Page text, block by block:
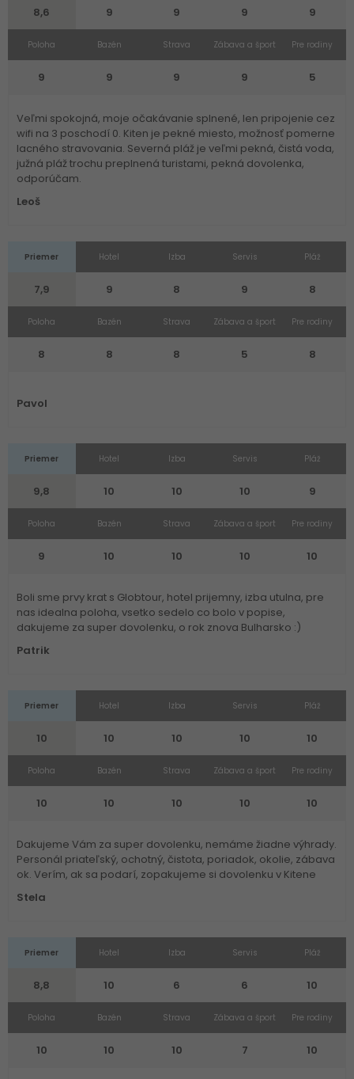
8,6 9 9 9 9
Poloha
9
Bazén
9
Strava
9
Zábava a šport
9
Pre rodiny
5
Veľmi spokojná, moje očakávanie splnené, len pripojenie cez
wifi na 3 poschodí 0. Kiten je pekné miesto, možnosť pomerne
lacného stravovania. Severná pláž je veľmi pekná, čistá voda,
južná pláž trochu preplnená turistami, pekná dovolenka,
odporúčam.
Leoš
Priemer
7,9
Hotel
9
Izba
8
Servis
9
Pláž
8
Poloha
8
Bazén
8
Strava
8
Zábava a šport
5
Pre rodiny
8
Pavol
Priemer
9,8
Hotel
10
Izba
10
Servis
10
Pláž
9
Poloha
9
Bazén
10
Strava
10
Zábava a šport
10
Pre rodiny
10
Boli sme prvy krat s Globtour, hotel prijemny, izba utulna, pre
nas idealna poloha, vsetko sedelo co bolo v popise,
dakujeme za super dovolenku, o rok znova Bulharsko :)
Patrik
Priemer
10
Hotel
10
Izba
10
Servis
10
Pláž
10
Poloha
10
Bazén
10
Strava
10
Zábava a šport
10
Pre rodiny
10
Dakujeme Vám za super dovolenku, nemáme žiadne výhrady.
Personál priateľský, ochotný, čistota, poriadok, okolie, zábava
ok. Verím, ak sa podarí, zopakujeme si dovolenku v Kitene
Stela
Priemer
8,8
Hotel
10
Izba
6
Servis
6
Pláž
10
Poloha
10
Bazén
10
Strava
10
Zábava a šport
7
Pre rodiny
10